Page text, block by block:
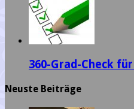
360-Grad-Check
Neuste Beiträge